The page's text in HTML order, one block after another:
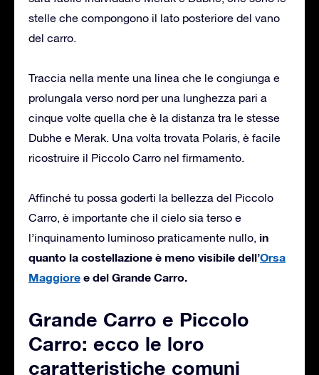
stelle che compongono il lato posteriore del vano
del carro.
Traccia nella mente una linea che le congiunga e
prolungala verso nord per una lunghezza pari a
cinque volte quella che è la distanza tra le stesse
Dubhe e Merak. Una volta trovata Polaris, è facile
ricostruire il Piccolo Carro nel firmamento.
Affinché tu possa goderti la bellezza del Piccolo
Carro, è importante che il cielo sia terso e
l’inquinamento luminoso praticamente nullo, in
quanto la costellazione è meno visibile dell’Orsa
Maggiore e del Grande Carro.
Grande Carro e Piccolo
Carro: ecco le loro
caratteristiche comuni